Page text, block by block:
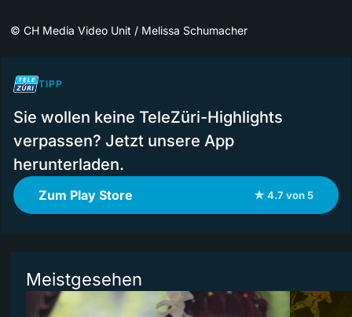
© CH Media Video Unit / Melissa Schumacher
TIPP
Sie wollen keine TeleZüri-Highlights
verpassen? Jetzt unsere App
herunterladen.
Zum Play Store ★ 4.7 von 5
Meistgesehen